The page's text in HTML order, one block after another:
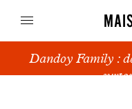
Livraison gratuite